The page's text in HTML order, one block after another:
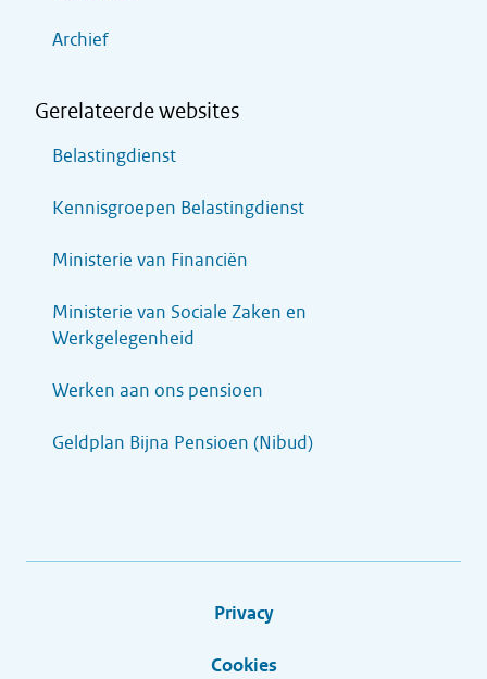
Archief
Gerelateerde websites
Belastingdienst
Kennisgroepen Belastingdienst
Ministerie van Financiën
Ministerie van Sociale Zaken en
Werkgelegenheid
Werken aan ons pensioen
Geldplan Bijna Pensioen (Nibud)
Privacy
Cookies